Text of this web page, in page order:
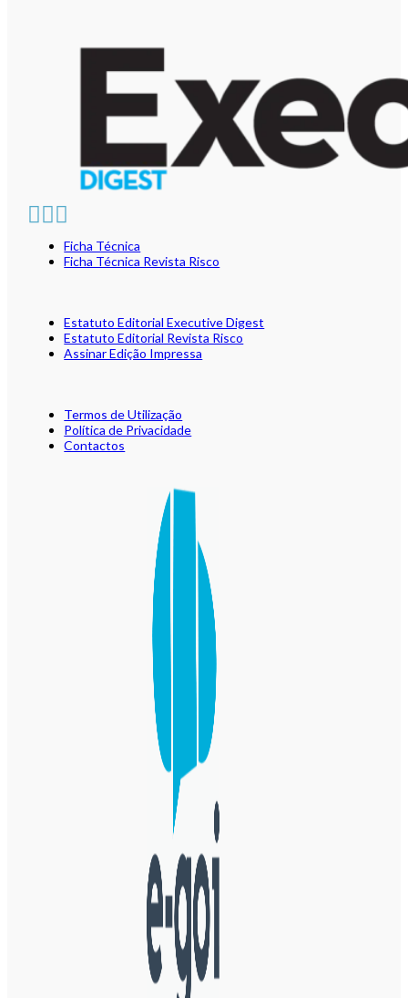
Ficha Técnica
Ficha Técnica Revista Risco
Estatuto Editorial Executive Digest
Estatuto Editorial Revista Risco
Assinar Edição Impressa
Termos de Utilização
Política de Privacidade
Contactos